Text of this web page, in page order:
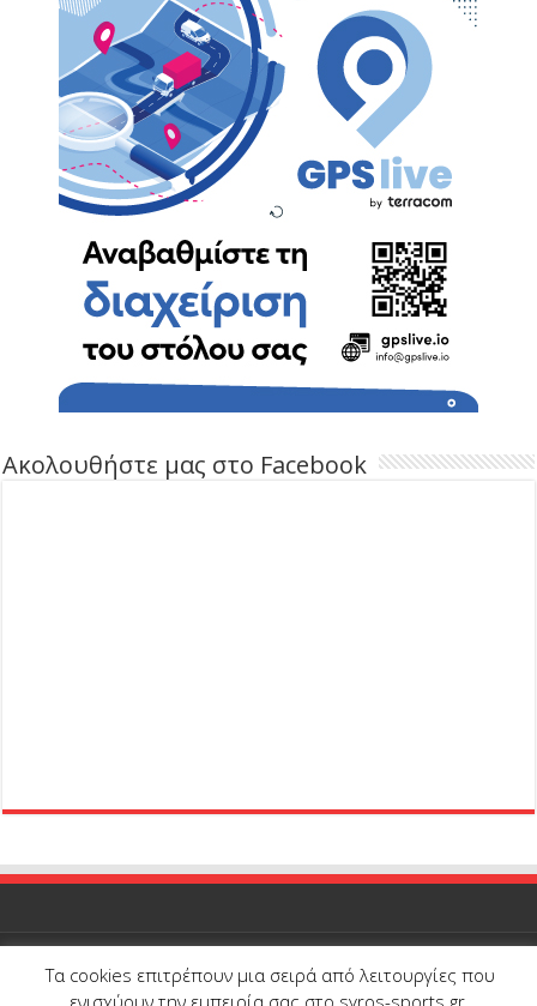
Ακολουθήστε μας στο Facebook
© Copyright 2026, All Rights Reserved |Syros-Sports.gr| Proudly
Τα cookies επιτρέπουν μια σειρά από λειτουργίες που